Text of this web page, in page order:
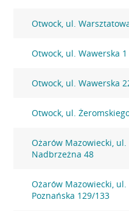
Otwock, ul.
Otwock, ul. Wawerska 1
Otwock, ul. Wawerska
Otwock, ul.
Ożarów Mazowiecki, ul.
Nadbrzeżna 48
Ożarów Mazowiecki, ul.
Poznańska 129/133